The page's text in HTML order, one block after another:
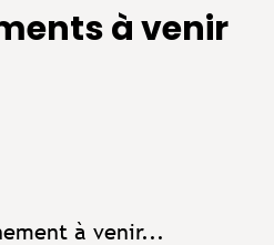
à venir
à venir...